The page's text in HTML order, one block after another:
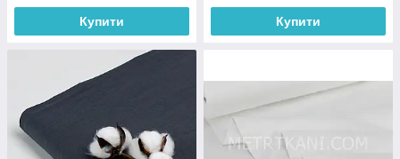
Купити Купити